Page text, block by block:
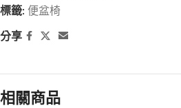
標籤: 便盆椅
分享
相關商品